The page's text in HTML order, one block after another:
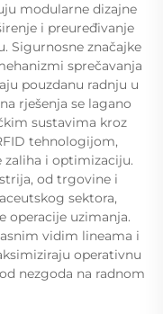
modularne dizajne
i preuređivanje
Sigurnosne značajke
sprečavanja
pouzdanu radnju u
rješenja se lagano
sustavima kroz
tehnologijom,
i optimizaciju.
od trgovine i
sektora,
operacije uzimanja.
vidim lineama i
operativnu
nezgoda na radnom